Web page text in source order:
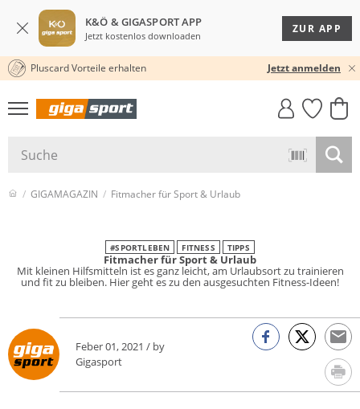
K&Ö & GIGASPORT APP
Jetzt kostenlos downloaden
ZUR APP
KOSTENLOSER VERSAND* & RÜCKVERSAND
Pluscard Vorteile erhalten Jetzt anmelden
GIGASTYLE
FAHRRAD­
MUST-HAVE
GIGAMAGAZIN Fitmacher für Sport & Urlaub
#SPORTLEBEN FITNESS TIPPS
Fitmacher für Sport & Urlaub
Mit kleinen Hilfsmitteln ist es ganz leicht, am Urlaubsort zu trainieren
und fit zu bleiben. Hier geht es zu den ausgesuchten Fitness-Ideen!
Feber 01, 2021 / by
Gigasport